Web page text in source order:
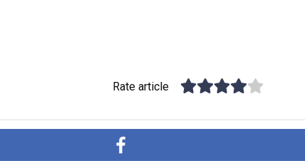
Rate article